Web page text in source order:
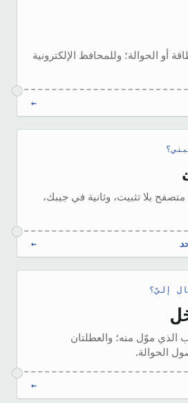
أو الحوالة؛ وللمحافظ الإلكترونية
←
بلا تثبيت، وثانية في جيبك،
←
إليّ؟
الذي موّل منه؛ والعطلتان
الحوالة.
←